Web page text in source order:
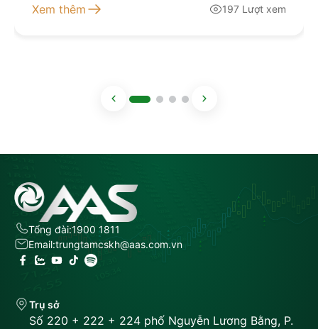
Xem thêm 197 Lượt xem
Tổng đài:1900 1811
Email:trungtamcskh@aas.com.vn
Trụ sở
Số 220 + 222 + 224 phố Nguyễn Lương Bằng, P.